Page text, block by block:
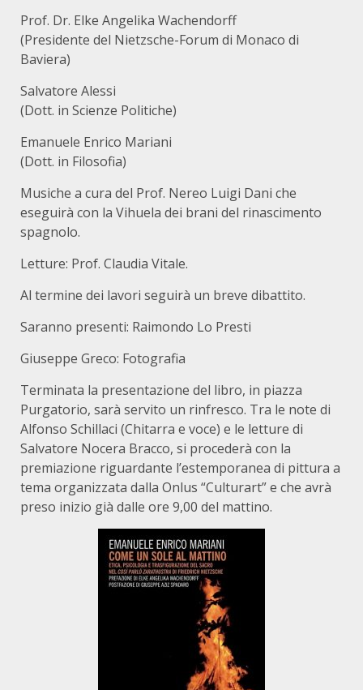
Prof. Dr. Elke Angelika Wachendorff
(Presidente del Nietzsche-Forum di Monaco di
Baviera)
Salvatore Alessi
(Dott. in Scienze Politiche)
Emanuele Enrico Mariani
(Dott. in Filosofia)
Musiche a cura del Prof. Nereo Luigi Dani che
eseguirà con la Vihuela dei brani del rinascimento
spagnolo.
Letture: Prof. Claudia Vitale.
Al termine dei lavori seguirà un breve dibattito.
Saranno presenti: Raimondo Lo Presti
Giuseppe Greco: Fotografia
Terminata la presentazione del libro, in piazza
Purgatorio, sarà servito un rinfresco. Tra le note di
Alfonso Schillaci (Chitarra e voce) e le letture di
Salvatore Nocera Bracco, si procederà con la
premiazione riguardante l’estemporanea di pittura a
tema organizzata dalla Onlus “Culturart” e che avrà
preso inizio già dalle ore 9,00 del mattino.